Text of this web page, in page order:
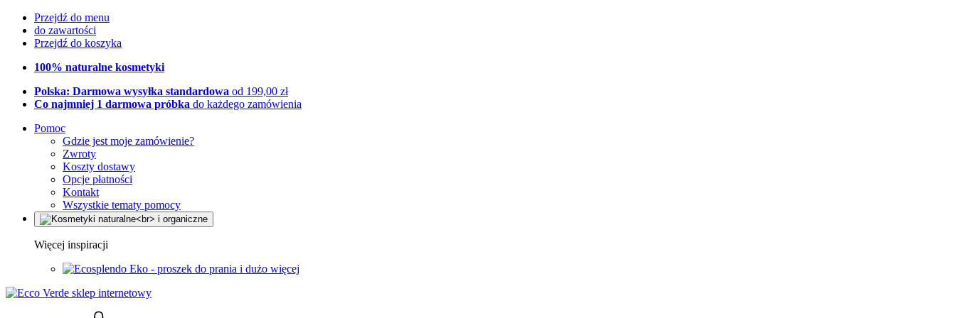
Przejdź do menu
do zawartości
Przejdź do koszyka
100% naturalne kosmetyki
Polska: Darmowa wysyłka standardowa od 199,00 zł
Co najmniej 1 darmowa próbka do każdego zamówienia
Pomoc
Gdzie jest moje zamówienie?
Zwroty
Koszty dostawy
Opcje płatności
Kontakt
Wszystkie tematy pomocy
Więcej inspiracji
Eko - proszek do prania i dużo więcej